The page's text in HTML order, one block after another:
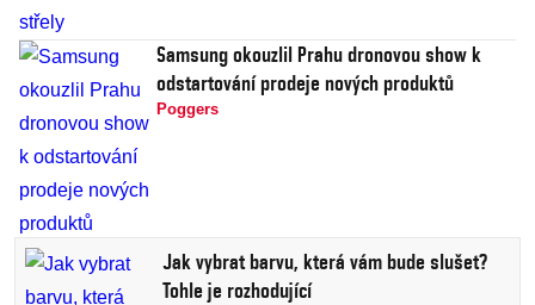
Samsung okouzlil Prahu dronovou show k
odstartování prodeje nových produktů
Poggers
Jak vybrat barvu, která vám bude slušet?
Tohle je rozhodující